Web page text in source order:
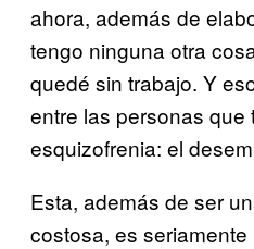
ahora, además de
tengo ninguna otra
quedé sin trabajo. Y
entre las personas que
esquizofrenia: el
Esta, además de ser
costosa, es